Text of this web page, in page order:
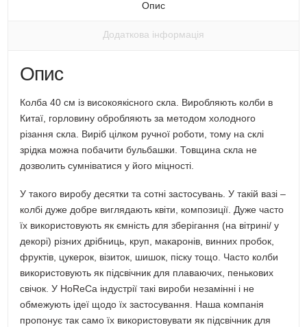
Опис
Додаткова інформація
Опис
Колба 40 см із високоякісного скла. Виробляють колби в
Китаї, горловину обробляють за методом холодного
різання скла. Виріб цілком ручної роботи, тому на склі
зрідка можна побачити бульбашки. Товщина скла не
дозволить сумніватися у його міцності.
У такого виробу десятки та сотні застосувань. У такій вазі –
колбі дуже добре виглядають квіти, композиції. Дуже часто
їх використовують як ємність для зберігання (на вітрині/ у
декорі) різних дрібниць, круп, макаронів, винних пробок,
фруктів, цукерок, візиток, шишок, піску тощо. Часто колби
використовують як підсвічник для плаваючих, пенькових
свічок. У HoReCa індустрії такі вироби незамінні і не
обмежують ідеї щодо їх застосування. Наша компанія
пропонує так само їх використовувати як підсвічник для